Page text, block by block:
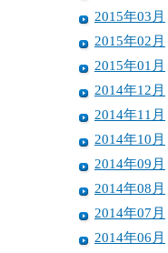
2015年03月
2015年02月
2015年01月
2014年12月
2014年11月
2014年10月
2014年09月
2014年08月
2014年07月
2014年06月